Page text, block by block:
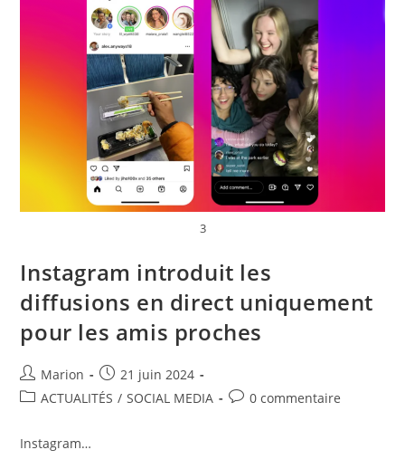
3
Instagram introduit les
diffusions en direct uniquement
pour les amis proches
Marion
21 juin 2024
ACTUALITÉS / SOCIAL MEDIA 0 commentaire
Instagram…